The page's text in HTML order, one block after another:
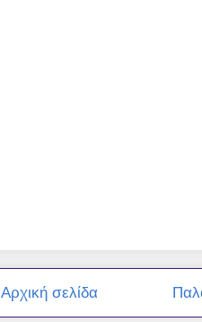
Αρχική σελίδα